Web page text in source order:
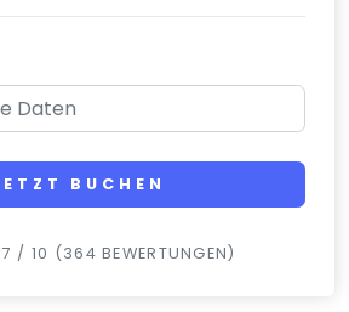
BUCHEN
/ 10 (364 BEWERTUNGEN)